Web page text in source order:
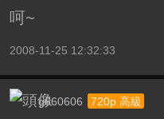
呵~
2008-11-25 12:32:33
g660606 720p 高級